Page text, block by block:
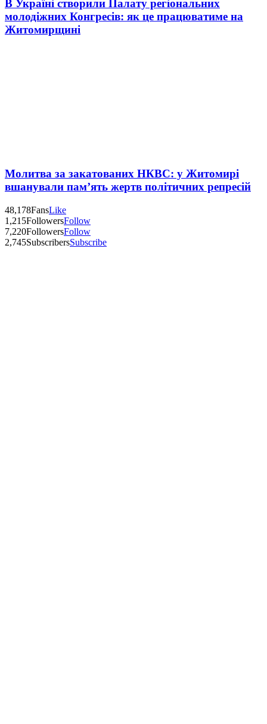
В Україні створили Палату регіональних
молодіжних Конгресів: як це працюватиме на
Житомирщині
Молитва за закатованих НКВС: у Житомирі
вшанували пам’ять жертв політичних репресій
48,178FansLike
1,215FollowersFollow
7,220FollowersFollow
2,745SubscribersSubscribe